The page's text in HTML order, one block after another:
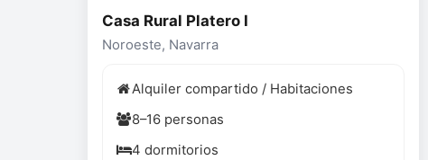
Casa Rural Platero I
Noroeste, Navarra
Alquiler compartido / Habitaciones
8–16 personas
4 dormitorios